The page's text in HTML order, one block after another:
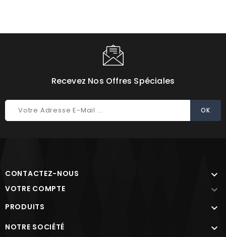
Recevez Nos Offres Spéciales
CONTACTEZ-NOUS 
VOTRE COMPTE 
PRODUITS 
NOTRE SOCIÉTÉ 